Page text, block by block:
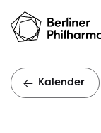
Kalender